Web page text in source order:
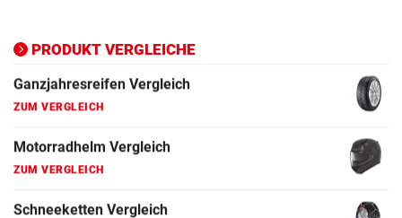
PRODUKT VERGLEICHE
ZUM VERGLEICH
Motorradhelm Vergleich
ZUM VERGLEICH
Schneeketten Vergleich
ZUM VERGLEICH
Drehmomentschlüssel Vergleich